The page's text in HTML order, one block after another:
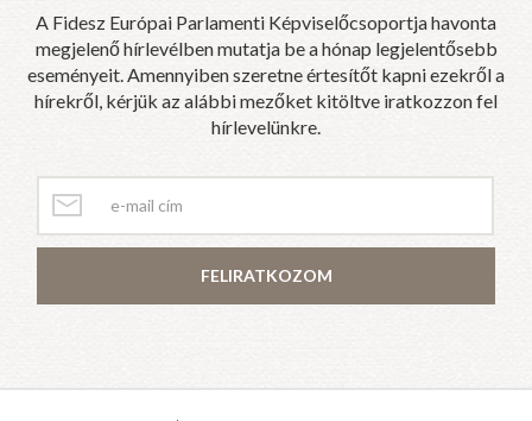
A Fidesz Európai Parlamenti Képviselőcsoportja havonta
megjelenő hírlevélben mutatja be a hónap legjelentősebb
eseményeit. Amennyiben szeretne értesítőt kapni ezekről a
hírekről, kérjük az alábbi mezőket kitöltve iratkozzon fel
hírlevelünkre.
FELIRATKOZOM